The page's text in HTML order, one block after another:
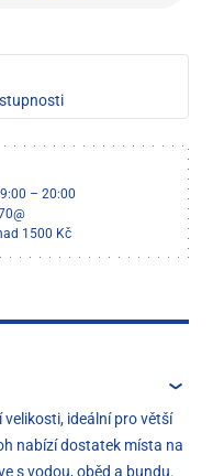
– 20:00
@
1500 Kč
ideální pro větší
nabízí dostatek místa na
s vodou, oběd a bundu.